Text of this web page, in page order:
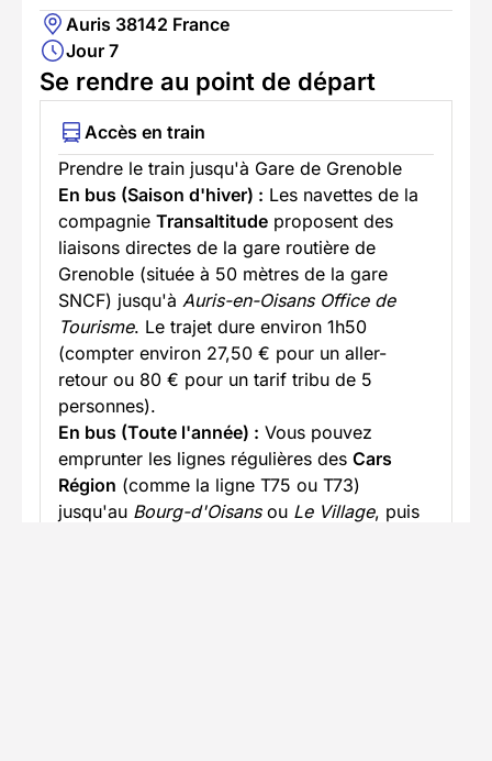
Auris 38142 France
Jour 7
Se rendre au point de départ
Accès en train
Prendre le train jusqu'à Gare de Grenoble
En bus (Saison d'hiver) : Les navettes de la
compagnie Transaltitude proposent des
liaisons directes de la gare routière de
Grenoble (située à 50 mètres de la gare
SNCF) jusqu'à Auris-en-Oisans Office de
Tourisme. Le trajet dure environ 1h50
(compter environ 27,50 € pour un aller-
retour ou 80 € pour un tarif tribu de 5
personnes).
En bus (Toute l'année) : Vous pouvez
emprunter les lignes régulières des Cars
Région (comme la ligne T75 ou T73)
jusqu'au Bourg-d'Oisansou Le Village, puis